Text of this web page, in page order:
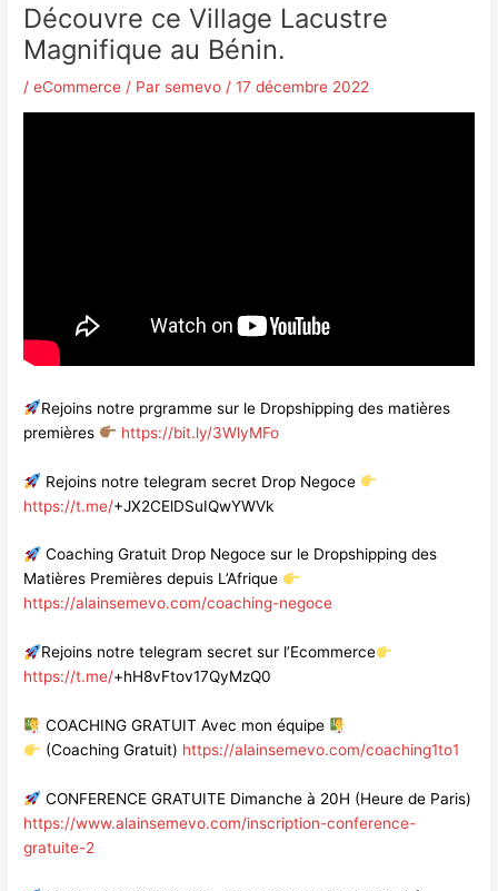
Découvre ce Village Lacustre
Magnifique au Bénin.
/eCommerce / Parsemevo /17 décembre 2022
Rejoins notre prgramme sur le Dropshipping des matières
premières
https://bit.ly/3WlyMFo
Rejoins notre telegram secret Drop Negoce
https://t.me/+JX2CElDSuIQwYWVk
Coaching Gratuit Drop Negoce sur le Dropshipping des
Matières Premières depuis L’Afrique
https://alainsemevo.com/coaching-negoce
Rejoins notre telegram secret sur l’Ecommerce
https://t.me/+hH8vFtov17QyMzQ0
COACHING GRATUIT Avec mon équipe
(Coaching Gratuit) https://alainsemevo.com/coaching1to1
CONFERENCE GRATUITE Dimanche à 20H (Heure de Paris)
https://www.alainsemevo.com/inscription-conference-
gratuite-2